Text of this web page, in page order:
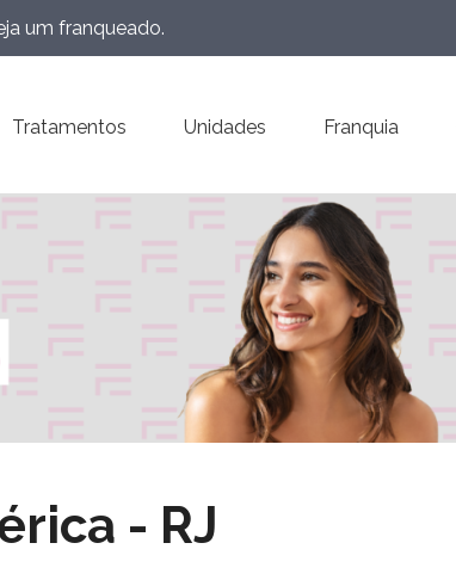
um franqueado.
Tratamentos Unidades Franquia
- RJ